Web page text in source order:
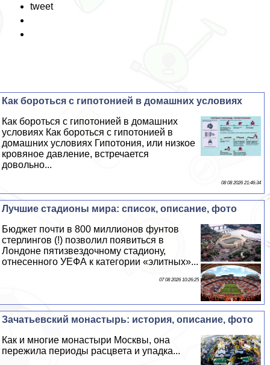
tweet
Как бороться с гипотонией в домашних условиях
Как бороться с гипотонией в домашних
условиях Как бороться с гипотонией в
домашних условиях Гипотония, или низкое
кровяное давление, встречается
довольно...
08 08 2026 21:46:34
Лучшие стадионы мира: список, описание, фото
Бюджет почти в 800 миллионов фунтов
стерлингов (!) позволил появиться в
Лондоне пятизвездочному стадиону,
отнесенного УЕФА к категории «элитных»...
07 08 2026 10:26:25
Зачатьевский монастырь: история, описание, фото
Как и многие монастыри Москвы, она
пережила периоды расцвета и упадка...